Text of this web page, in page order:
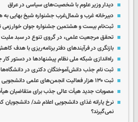
دیدار وزیر علوم با شخصیت‌های سیاسی در عراق
دبیرخانه غرب و شمال‌غرب جشنواره شیخ بهایی به
ثبت‌نام بیست و هشتمین جشنواره جوان خوارزمی
تحقق مرجعیت علمی، در گروی تنوع در سبد ملیت
بازنگری در فرآیندهای دفتر برنامه‌ریزی با هدف
راه‌اندازی شبکه ملی نظام پیشنهادها در دستور
ثبت نام جذب دانش‌آموختگان دکتری در دانشگاه‌ها آغاز شد؛ ۲
ثبت ۱۳۰ هزار فعالیت انجمن‌های علمی دانشجویی در کشور
مصوبات جدید هیأت عالی جذب برای متقاضیان
نرخ یارانه غذای دانشجویی اعلام شد/ دانشجویان
نمی‌گیرند؟